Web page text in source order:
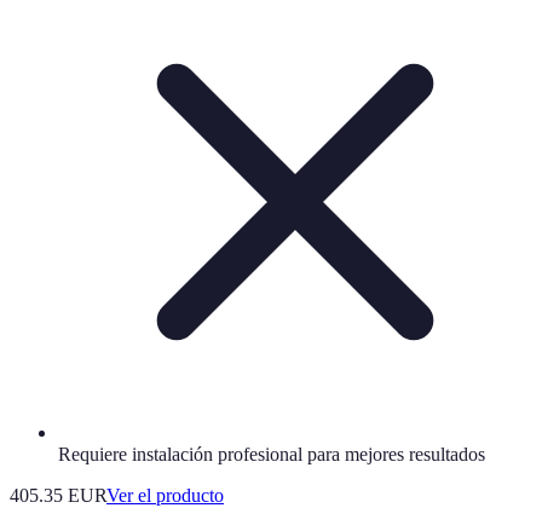
Requiere instalación profesional para mejores resultados
405.35 EURVer el producto